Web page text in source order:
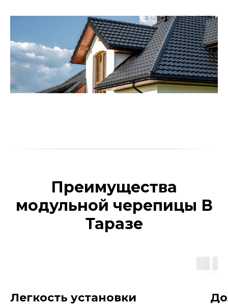
Преимущества
модульной черепицы В
Таразе
Легкость установки